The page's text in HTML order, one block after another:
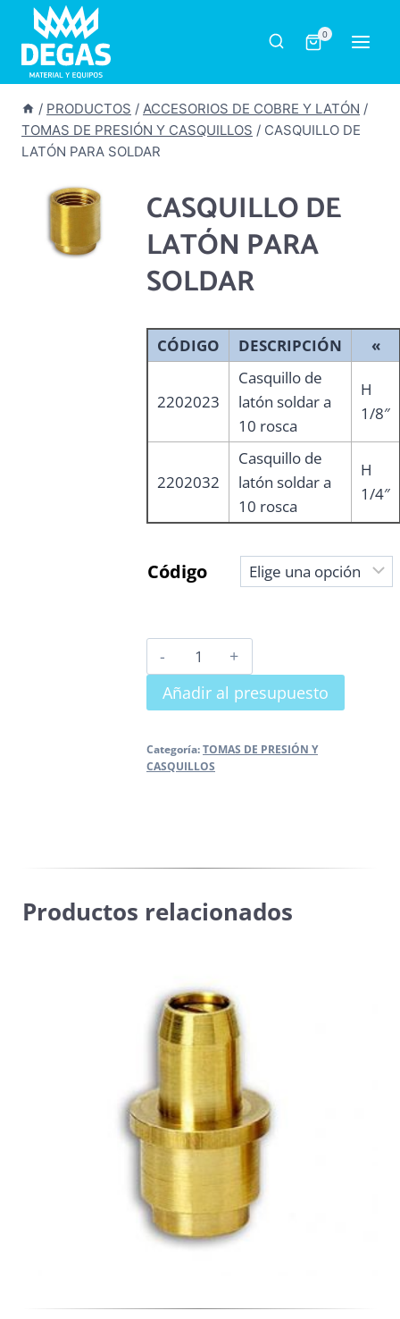
Saltar
contenido
0
/ PRODUCTOS / ACCESORIOS DE COBRE Y LATÓN /
TOMAS DE PRESIÓN Y CASQUILLOS / CASQUILLO DE
LATÓN PARA SOLDAR
CASQUILLO DE
LATÓN PARA
SOLDAR
CÓDIGO DESCRIPCIÓN «
2202023
Casquillo de
latón soldar a
10 rosca
H
1/8″
2202032
Casquillo de
latón soldar a
10 rosca
H
1/4″
Código
CASQUILLO
DE
LATÓN
SOLDAR
cantidad
Añadir al presupuesto
Categoría:TOMAS DE PRESIÓN Y
CASQUILLOS
Productos relacionados